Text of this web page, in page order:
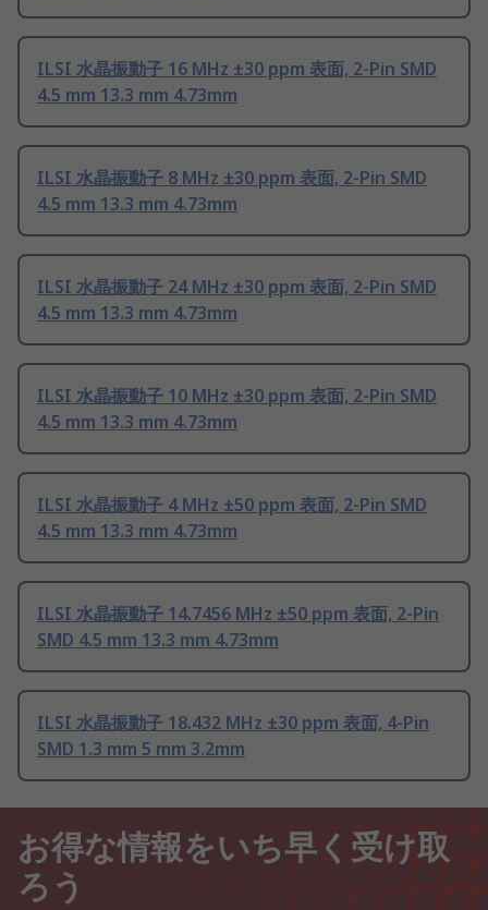
ILSI 水晶振動子 16 MHz ±30 ppm 表面, 2-Pin SMD
4.5 mm 13.3 mm 4.73mm
ILSI 水晶振動子 8 MHz ±30 ppm 表面, 2-Pin SMD
4.5 mm 13.3 mm 4.73mm
ILSI 水晶振動子 24 MHz ±30 ppm 表面, 2-Pin SMD
4.5 mm 13.3 mm 4.73mm
ILSI 水晶振動子 10 MHz ±30 ppm 表面, 2-Pin SMD
4.5 mm 13.3 mm 4.73mm
ILSI 水晶振動子 4 MHz ±50 ppm 表面, 2-Pin SMD
4.5 mm 13.3 mm 4.73mm
ILSI 水晶振動子 14.7456 MHz ±50 ppm 表面, 2-Pin
SMD 4.5 mm 13.3 mm 4.73mm
ILSI 水晶振動子 18.432 MHz ±30 ppm 表面, 4-Pin
SMD 1.3 mm 5 mm 3.2mm
お得な情報をいち早く受け取
ろう